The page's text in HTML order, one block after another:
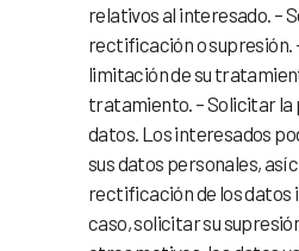
relativos al interesado. –
rectificación o supresión.
limitación de su
tratamiento. – Solicitar la
datos. Los interesados
sus datos personales, así
rectificación de los datos
caso, solicitar su